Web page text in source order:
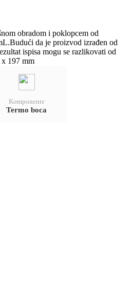
obradom i poklopcem od
da je proizvod izrađen od
ispisa mogu se razlikovati od
197 mm
Komponente
Termo boca